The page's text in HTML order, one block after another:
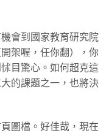
會到國家教育研究院
架喔，任你翻），你
目驚心。如何超克這
的課題之一，也將決
圖檔。好佳哉，現在